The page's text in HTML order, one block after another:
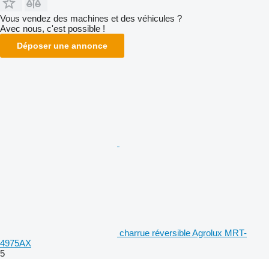
Vous vendez des machines et des véhicules ?
Avec nous, c'est possible !
Déposer une annonce
charrue réversible Agrolux MRT-
4975AX
5